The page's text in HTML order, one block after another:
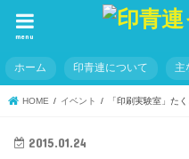
menu
ホーム 印青連について 主
HOME イベント 「印刷実験室」た
2015.01.24